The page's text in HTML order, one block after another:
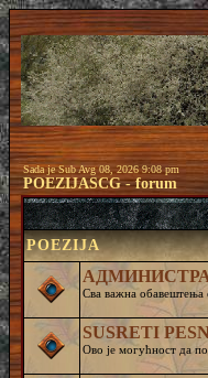
Sada je Sub Avg 08, 2026 9:08 pm
POEZIJASCG - forum
POEZIJA
Сва важна обавештења
SUSRETI
Ово је могућност да